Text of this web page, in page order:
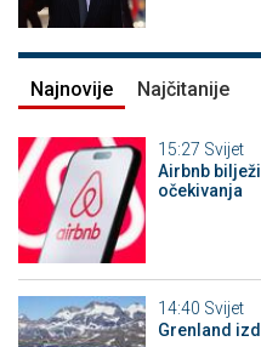
Najnovije Najčitanije
15:27 Svijet
Airbnb
očekivanja
14:40 Svijet
Grenland